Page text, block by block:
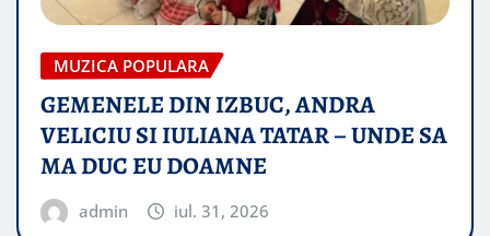
MUZICA POPULARA
GEMENELE DIN IZBUC, ANDRA
VELICIU SI IULIANA TATAR – UNDE SA
MA DUC EU DOAMNE
admin iul. 31, 2026